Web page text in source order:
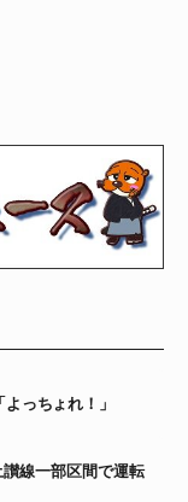
っちょれ！」
線一部区間で運転